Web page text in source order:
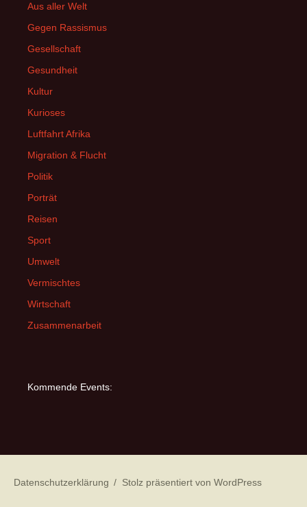
Aus aller Welt
Gegen Rassismus
Gesellschaft
Gesundheit
Kultur
Kurioses
Luftfahrt Afrika
Migration & Flucht
Politik
Porträt
Reisen
Sport
Umwelt
Vermischtes
Wirtschaft
Zusammenarbeit
Kommende Events:
Datenschutzerklärung Stolz präsentiert von WordPress